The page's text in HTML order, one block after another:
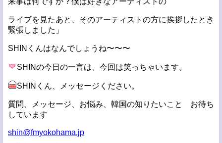
ライブを見たあと、そのアーティストの方に挨拶したとき
緊張しました」
SHINくんはなんでしょうね〜〜〜
SHINの今日の一言は、今回は笑っちゃいます。
SHINくん、メッセージください。
質問、メッセージ、お悩み、韓国の知りたいこと お待ち
しています
shin@fmyokohama.jp